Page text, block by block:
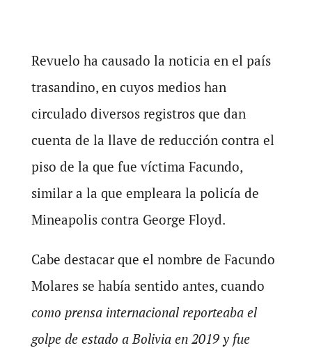
Revuelo ha causado la noticia en el país
trasandino, en cuyos medios han
circulado diversos registros que dan
cuenta de la llave de reducción contra el
piso de la que fue víctima Facundo,
similar a la que empleara la policía de
Mineapolis contra George Floyd.
Cabe destacar que el nombre de Facundo
Molares se había sentido antes, cuando
como prensa internacional reporteaba el
golpe de estado a Bolivia en 2019 y fue